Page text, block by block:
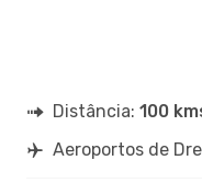
Distância: 100
Aeroportos de